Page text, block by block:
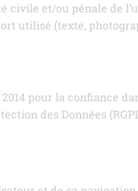
civile et/ou pénale de
utilisé (texte,
pour la confiance
des Données (RGPD